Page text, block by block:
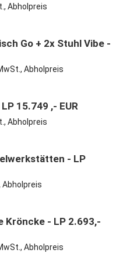
Abholpreis
Go + 2x Stuhl Vibe -
€.
Abholpreis
15.749 ,- EUR
Abholpreis
- LP
Abholpreis
Kröncke - LP 2.693,-
Abholpreis